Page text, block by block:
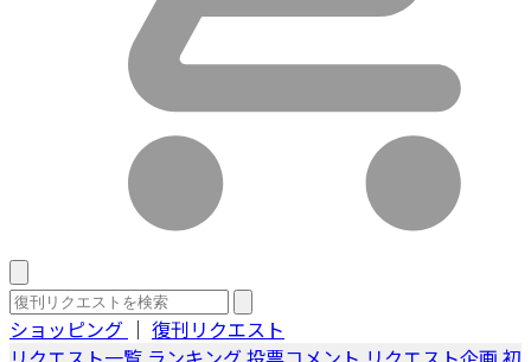
ショッピング ｜ 復刊リクエスト